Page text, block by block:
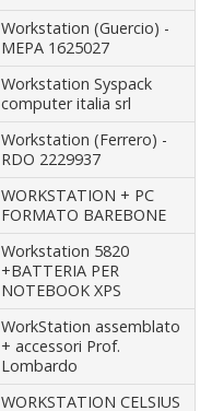
Workstation (Guercio) -
MEPA 1625027
Workstation Syspack
computer italia srl
Workstation (Ferrero) -
RDO 2229937
WORKSTATION + PC
FORMATO BAREBONE
Workstation 5820
+BATTERIA PER
NOTEBOOK XPS
WorkStation assemblato
+ accessori Prof.
Lombardo
WORKSTATION CELSIUS